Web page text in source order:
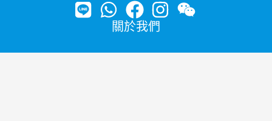
關於我們